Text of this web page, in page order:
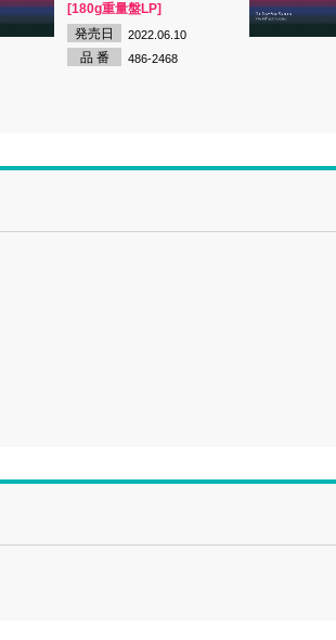
[180g重量盤LP]
発売日
2022.06.10
品 番 486-2468